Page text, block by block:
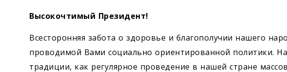
Высокочтимый Президент!
Всесторонняя забота о здоровье и благополучии нашего
проводимой Вами социально ориентированной политики.
традиции, как регулярное проведение в нашей стране